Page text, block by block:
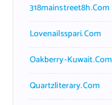
318mainstreet8h.com
Lovenailsspari.com
Oakberry-Kuwait.com
Quartzliterary.com